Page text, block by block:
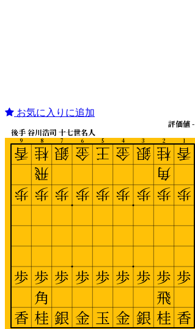
お気に入りに追加
1
2
3
4
5
6
7
8
9
後手 谷川浩司 十七世名人
評価値 -
香
歩
歩
香
桂
角
歩
歩
飛
桂
銀
歩
歩
銀
金
歩
歩
金
王
歩
歩
玉
金
歩
歩
金
銀
歩
歩
銀
桂
飛
歩
歩
角
桂
香
歩
歩
香